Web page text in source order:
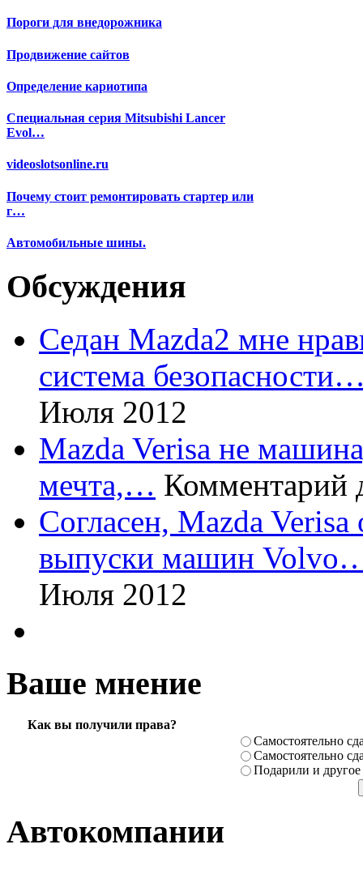
Пороги для внедорожника
Продвижение сайтов
Определение кариотипа
Специальная серия Mitsubishi Lancer
Evol…
videoslotsonline.ru
Почему стоит ремонтировать стартер или
г…
Автомобильные шины.
Обсуждения
Седан Mazda2 мне
система
Июля 2012
Mazda Verisa не
мечта,… Комментарий
Согласен, Mazda
выпуски машин
Июля 2012
Ваше мнение
Как вы получили права?
Самостоя­тельно
Самостоя­тельно
Подарили­ и другое
Автокомпании